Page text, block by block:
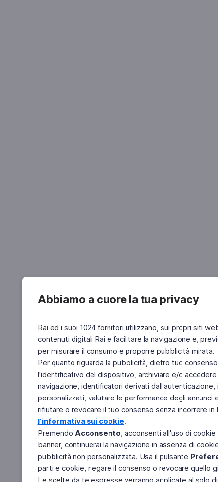
Abbiamo a cuore la tua privacy
Rai ed i suoi 1024 fornitori utilizzano, sui propri siti
contenuti digitali Rai e facilitare la navigazione e,
per misurare il consumo e proporre pubblicità mirata.
Per quanto riguarda la pubblicità, dietro tuo
l'identificativo del dispositivo, archiviare e/o
navigazione, identificatori derivati
personalizzati, valutare le performance degli
rifiutare o revocare il tuo consenso senza incorrere
l'informativa sui cookie.
Premendo Acconsento, acconsenti all'uso di
banner, continuerai la navigazione in assenza di
pubblicità non personalizzata. Usa il pulsante
parti e cookie, negare il consenso o revocare quello
Le scelte da te espresse verranno applicate al solo